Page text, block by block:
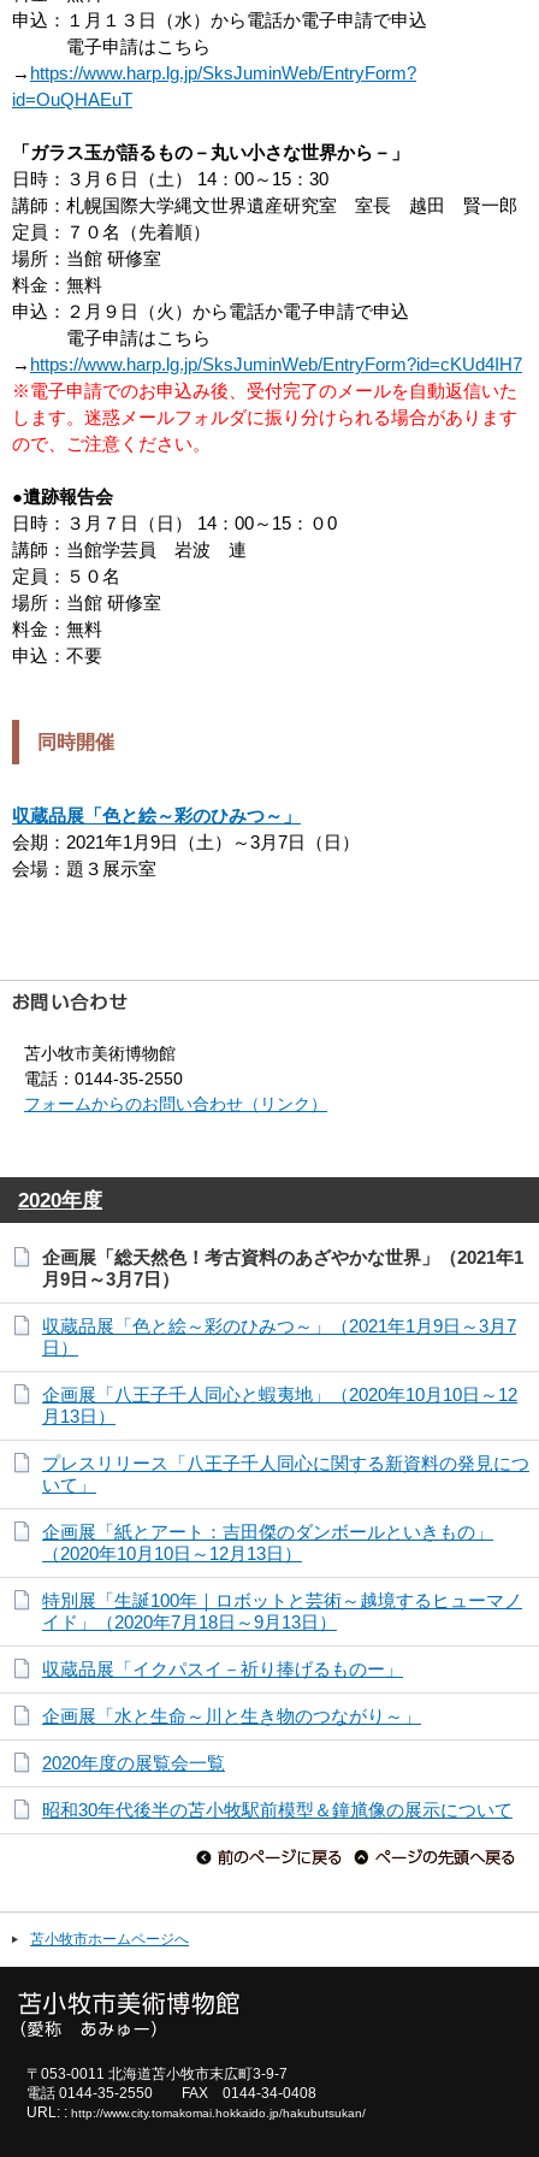
申込：１月１３日（水）から電話か電子申請で申込
電子申請はこちら
→ https://www.harp.lg.jp/SksJuminWeb/EntryForm?
id=OuQHAEuT
「ガラス玉が語るもの－丸い小さな世界から－」
日時：３月６日（土） 14：00～15：30
講師：札幌国際大学縄文世界遺産研究室 室長 越田 賢一郎
定員：７０名（先着順）
場所：当館 研修室
料金：無料
申込：２月９日（火）から電話か電子申請で申込
電子申請はこちら
→ https://www.harp.lg.jp/SksJuminWeb/EntryForm?id=cKUd4IH7
※電子申請でのお申込み後、受付完了のメールを自動返信いた
します。迷惑メールフォルダに振り分けられる場合があります
ので、ご注意ください。
●遺跡報告会
日時：３月７日（日） 14：00～15：０0
講師：当館学芸員 岩波 連
定員：５０名
場所：当館 研修室
料金：無料
申込：不要
同時開催
収蔵品展「色と絵～彩のひみつ～」
会期：2021年1月9日（土）～3月7日（日）
会場：題３展示室
苫小牧市美術博物館
電話：0144-35-2550
フォームからのお問い合わせ（リンク）
2020年度
企画展「総天然色！考古資料のあざやかな世界」（2021年1
月9日～3月7日）
収蔵品展「色と絵～彩のひみつ～」（2021年1月9日～3月7
日）
企画展「八王子千人同心と蝦夷地」（2020年10月10日～12
月13日）
プレスリリース「八王子千人同心に関する新資料の発見につ
いて」
企画展「紙とアート：吉田傑のダンボールといきもの」
（2020年10月10日～12月13日）
特別展「生誕100年｜ロボットと芸術～越境するヒューマノ
イド」（2020年7月18日～9月13日）
収蔵品展「イクパスイ－祈り捧げるものー」
企画展「水と生命～川と生き物のつながり～」
2020年度の展覧会一覧
昭和30年代後半の苫小牧駅前模型＆鐘馗像の展示について
苫小牧市ホームページへ
〒053-0011 北海道苫小牧市末広町3-9-7
電話 0144-35-2550 FAX 0144-34-0408
URL: : http://www.city.tomakomai.hokkaido.jp/hakubutsukan/